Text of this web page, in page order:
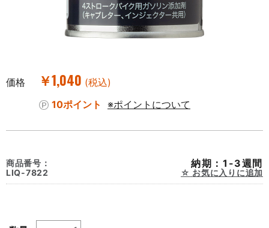
価格 ￥1,040 (税込)
10ポイント
※ポイントについて
商品番号：
LIQ-7822
納期：1-3週間
お気に入りに追加